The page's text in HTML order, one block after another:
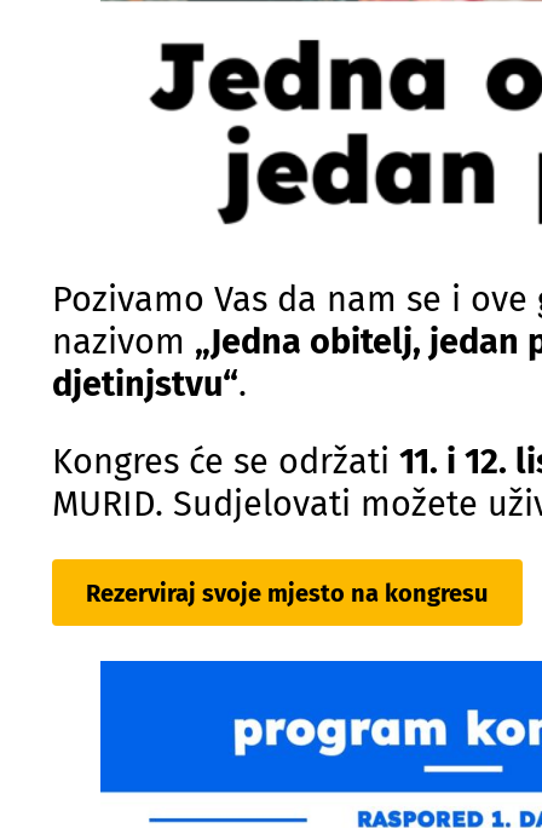
Pozivamo Vas da nam se i
nazivom „Jedna obitelj, jedan
djetinjstvu“.
Kongres će se održati 11. i 12.
MURID. Sudjelovati možete
Rezerviraj svoje mjesto na kongresu